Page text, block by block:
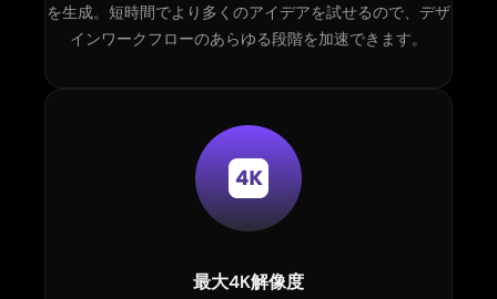
を生成。短時間でより多くのアイデアを試せるので、デザ
インワークフローのあらゆる段階を加速できます。
最大4K解像度